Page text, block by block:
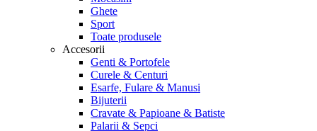
Ghete
Sport
Toate produsele
Accesorii
Genti & Portofele
Curele & Centuri
Esarfe, Fulare & Manusi
Bijuterii
Cravate & Papioane & Batiste
Palarii & Sepci